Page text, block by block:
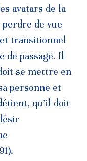
avatars de la
de vue
transitionnel
de passage. Il
se mettre en
personne et
qu’il doit